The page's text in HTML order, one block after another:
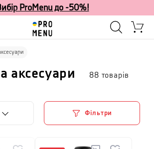
ProMenu до -50%!
аксесуари 88 товарів
Фільтри